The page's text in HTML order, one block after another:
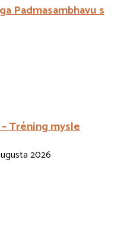
Padmasambhavu s
Tréning mysle
2026